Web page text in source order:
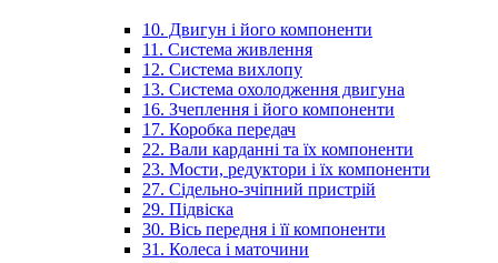
10. Двигун і його компоненти
11. Система живлення
12. Система вихлопу
13. Система охолодження двигуна
16. Зчеплення і його компоненти
17. Коробка передач
22. Вали карданні та їх компоненти
23. Мости, редуктори і їх компоненти
27. Сідельно-зчіпний пристрій
29. Підвіска
30. Вісь передня і її компоненти
31. Колеса і маточини